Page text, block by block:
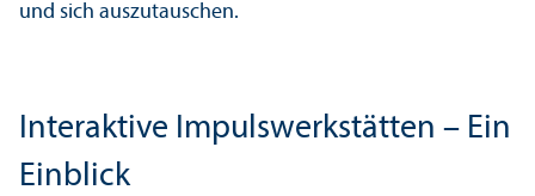
und sich auszutauschen.
Interaktive Impulswerkstätten – Ein
Einblick